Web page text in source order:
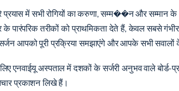
प्रयास में सभी रोगियों का करुणा, सम्म��न और
पारंपरिक तरीकों को प्राथमिकता देते हैं, केवल सबसे
सर्जन आपको पूरी प्रक्रिया समझाएंगे और आपके सभी
एनवाईयू अस्पताल में दशकों के सर्जरी अनुभव वाले बोर्ड-
प्रकाशन लिखे हैं।